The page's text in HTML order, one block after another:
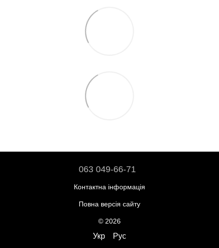
063 049-66-71
Контактна інформація
Повна версія сайту
© 2026
Укр Рус